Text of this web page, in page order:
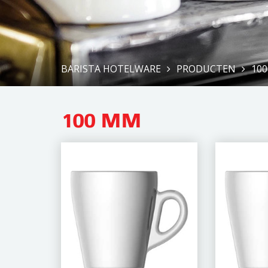
BARISTA HOTELWARE PRODUCTEN
100 MM